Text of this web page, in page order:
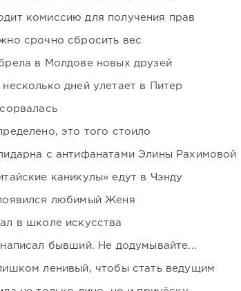
комиссию для получения прав
срочно сбросить вес
в Молдове новых друзей
дней улетает в Питер
это того стоило
с антифанатами Элины Рахимовой
каникулы» едут в Чэнду
любимый Женя
в школе искусства
бывший. Не додумывайте...
ленивый, чтобы стать ведущим